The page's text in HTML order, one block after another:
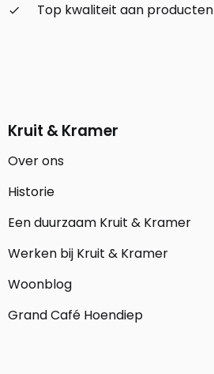
check_small
Top kwaliteit aan producten
Kruit & Kramer
Over ons
Historie
Een duurzaam Kruit & Kramer
Werken bij Kruit & Kramer
Woonblog
Grand Café Hoendiep